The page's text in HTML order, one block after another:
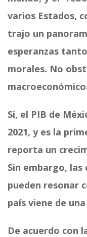
varios Estados,
trajo un
esperanzas
morales. No
Sí, el PIB de
2021, y es la
reporta un
Sin embargo,
pueden resonar
país viene de
De acuerdo con